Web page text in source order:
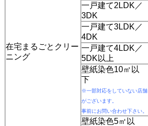
在宅まるごとクリー
ニング
一戸建て2LDK／
3DK
一戸建て3LDK／
4DK
一戸建て4LDK／
5DK以上
壁紙染色10㎡以
下
※一部対応をしていない店舗
がございます。
事前にお問い合わせ下さい。
壁紙染色5㎡以